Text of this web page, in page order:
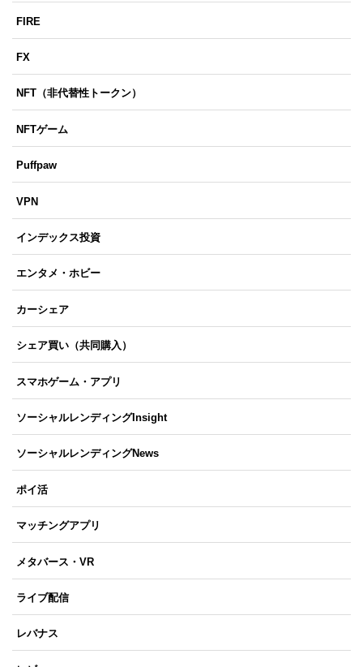
FIRE
FX
NFT（非代替性トークン）
NFTゲーム
Puffpaw
VPN
インデックス投資
エンタメ・ホビー
カーシェア
シェア買い（共同購入）
スマホゲーム・アプリ
ソーシャルレンディングInsight
ソーシャルレンディングNews
ポイ活
マッチングアプリ
メタバース・VR
ライブ配信
レバナス